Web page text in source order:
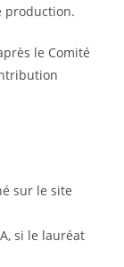
production.
le Comité
sur le site
si le lauréat